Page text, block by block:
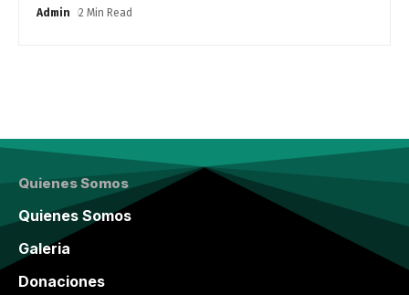
Admin 2 Min Read
Quienes Somos
Quienes Somos
Galeria
Donaciones